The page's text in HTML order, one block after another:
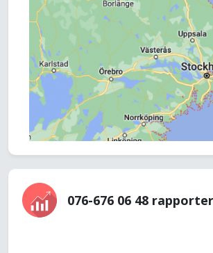
076-676 06 48